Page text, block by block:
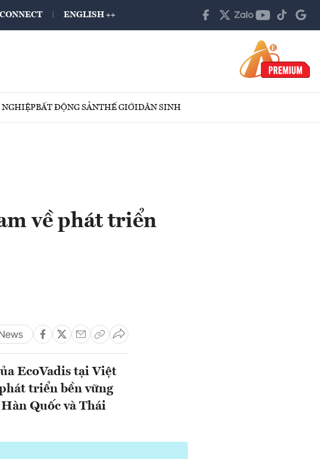
ENGLISH ++
BẤT ĐỘNG SẢNTHẾ GIỚIDÂN SINH
về phát triển
EcoVadis tại Việt
triển bền vững
Quốc và Thái